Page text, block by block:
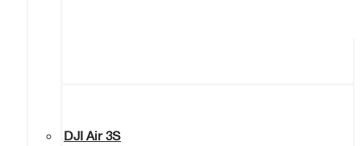
DJI Air 3S